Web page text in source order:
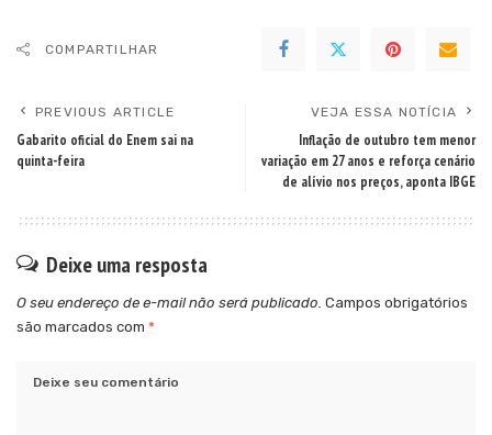
COMPARTILHAR
PREVIOUS ARTICLE
Gabarito oficial do Enem sai na
quinta-feira
VEJA ESSA NOTÍCIA
Inflação de outubro tem menor
variação em 27 anos e reforça cenário
de alívio nos preços, aponta IBGE
Deixe uma resposta
O seu endereço de e-mail não será publicado. Campos obrigatórios
são marcados com *